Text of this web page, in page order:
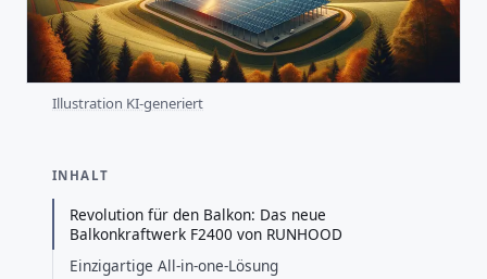
Illustration KI-generiert
INHALT
Revolution für den Balkon: Das neue
Balkonkraftwerk F2400 von RUNHOOD
Einzigartige All-in-one-Lösung